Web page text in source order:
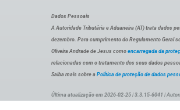
Dados Pessoais
A Autoridade Tributária e Aduaneira (AT) trata dados
dezembro. Para cumprimento do Regulamento Geral
Oliveira Andrade de Jesus como encarregada da
relacionadas com o tratamento dos seus dados
Saiba mais sobre a Política de proteção de dados
Última atualização em 2026-02-25 | 3.3.15-6041 |